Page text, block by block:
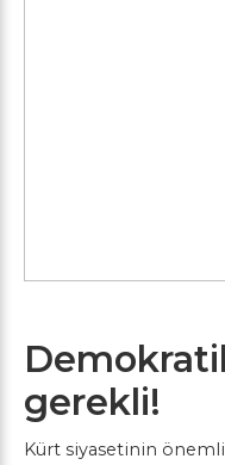
gerekli!
Kürt siyasetinin